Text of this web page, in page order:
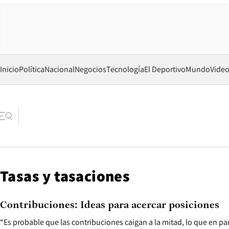
InicioPolíticaNacionalNegociosTecnologíaEl DeportivoMundo
Tasas y tasaciones
“Es probable que las contribuciones caigan a la mitad, lo que en
Contribuciones: Ideas para acercar posiciones